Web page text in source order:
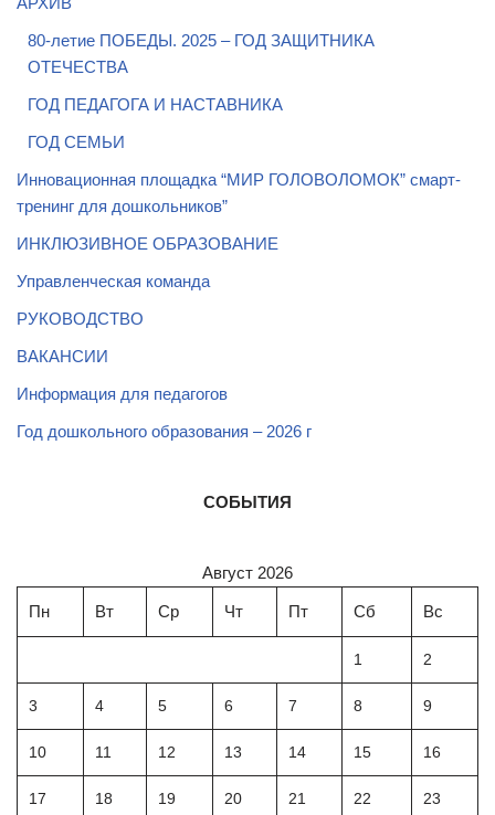
80-летие ПОБЕДЫ. 2025 – ГОД ЗАЩИТНИКА
ОТЕЧЕСТВА
ГОД ПЕДАГОГА И НАСТАВНИКА
ГОД СЕМЬИ
Инновационная площадка “МИР ГОЛОВОЛОМОК” смарт-
тренинг для дошкольников”
ИНКЛЮЗИВНОЕ ОБРАЗОВАНИЕ
Управленческая команда
РУКОВОДСТВО
ВАКАНСИИ
Информация для педагогов
Год дошкольного образования – 2026 г
СОБЫТИЯ
Август 2026
Пн Вт Ср Чт Пт Сб Вс
1 2
3 4 5 6 7 8 9
10 11 12 13 14 15 16
17 18 19 20 21 22 23